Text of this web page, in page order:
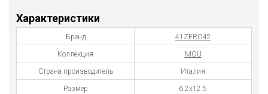
Характеристики
Бренд 41ZERO42
Коллекция MOU
Страна производитель Италия
Размер 6.2х12.5